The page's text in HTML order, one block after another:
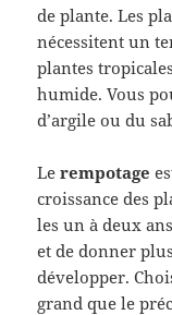
de plante. Les
nécessitent un
plantes
humide. Vous
d’argile ou du
Lerempotage
croissance des
les un à deux
et de donner
développer.
grand que le